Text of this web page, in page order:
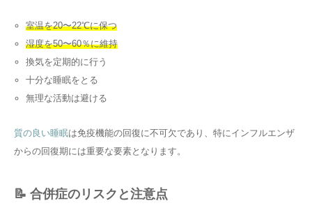
室温を20〜22℃に保つ
湿度を50〜60％に維持
換気を定期的に行う
十分な睡眠をとる
無理な活動は避ける
質の良い睡眠は免疫機能の回復に不可欠であり、特にインフルエンザ
からの回復期には重要な要素となります。
📝 合併症のリスクと注意点